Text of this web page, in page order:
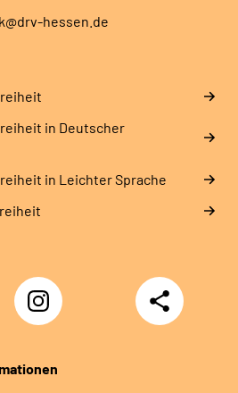
hessen.de
in Deutscher
in Leichter Sprache
Instagram
Klinik
Sonnenblick
Teilen